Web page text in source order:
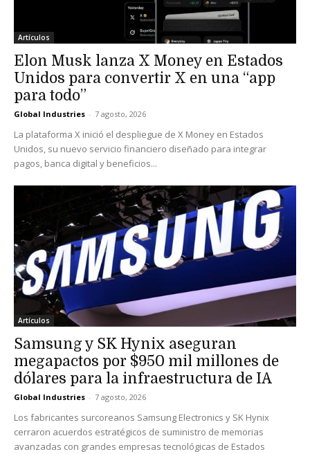
Artículos
Elon Musk lanza X Money en Estados
Unidos para convertir X en una “app
para todo”
Global Industries - 7 agosto, 2026
La plataforma X inició el despliegue de X Money en Estados
Unidos, su nuevo servicio financiero diseñado para integrar
pagos, banca digital y beneficios...
Artículos
Samsung y SK Hynix aseguran
megapactos por $950 mil millones de
dólares para la infraestructura de IA
Global Industries - 7 agosto, 2026
Los fabricantes surcoreanos Samsung Electronics y SK Hynix
cerraron acuerdos estratégicos de suministro de memorias
avanzadas con grandes empresas tecnológicas de Estados